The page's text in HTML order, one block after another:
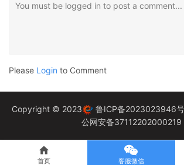
You must be logged in to post a comment...
Please Login to Comment
Copyright © 2023 鲁ICP备2023023946号
公网安备37112202000219
home
首页 客服微信